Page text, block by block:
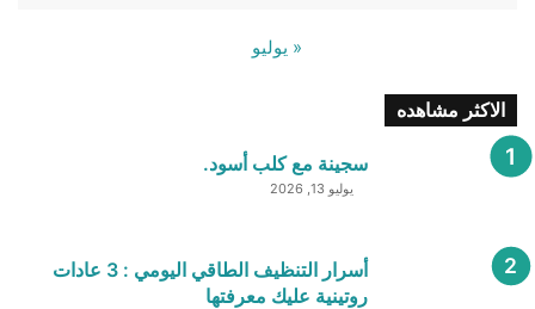
« يوليو
الاكثر مشاهده
سجينة مع كلب أسود.
يوليو 13, 2026
أسرار التنظيف الطاقي اليومي : 3 عادات
روتينية عليك معرفتها